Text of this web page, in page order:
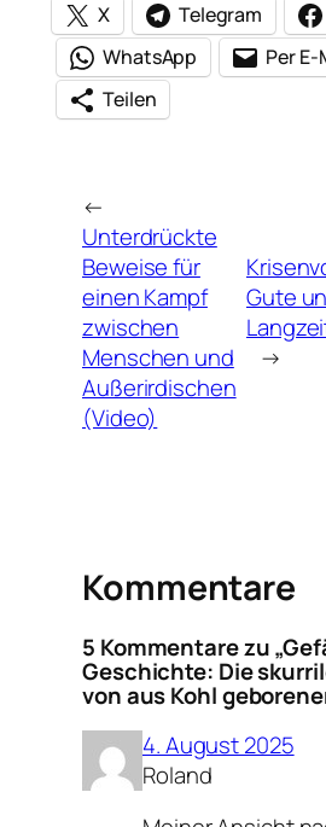
X Telegram
WhatsApp
Per
Teilen
←
Unterdrückte
Beweise für
einen Kampf
zwischen
Menschen und
Außerirdischen
(Video)
Gute
→
Kommentare
5 Kommentare zu
Geschichte: Die
von aus Kohl
4. August 2025
Roland